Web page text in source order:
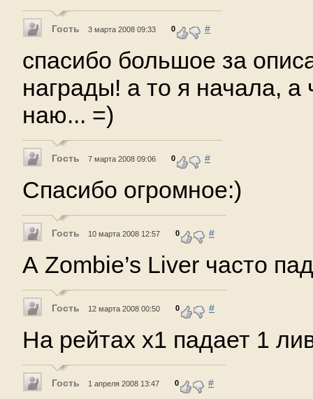
Гость 3 марта 2008 09:33 0 #
спасибо большое за
награды! а то я начала, а
наю... =)
Гость 7 марта 2008 09:06 0 #
Спасибо огромное:)
Гость 10 марта 2008 12:57 0 #
А Zombie’s Liver часто
Гость 12 марта 2008 00:50 0 #
На рейтах х1 падает 1
Гость 1 апреля 2008 13:47 0 #